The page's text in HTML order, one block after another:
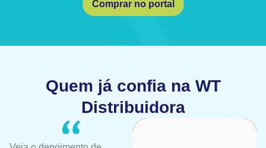
Comprar no portal
Quem já confia na WT
Distribuidora